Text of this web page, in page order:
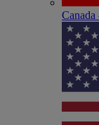
Canada